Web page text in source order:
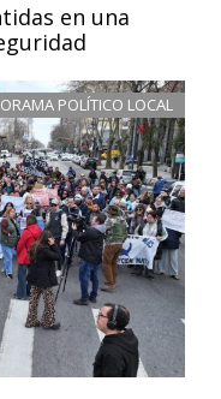
en una
POLÍTICO LOCAL